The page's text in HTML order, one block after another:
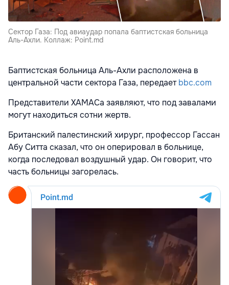
Сектор Газа: Под авиаудар попала баптистская больница
Аль-Ахли. Коллаж: Point.md
Баптистская больница Аль-Ахли расположена в
центральной части сектора Газа, передаетbbc.com
Представители ХАМАСа заявляют, что под завалами
могут находиться сотни жертв.
Британский палестинский хирург, профессор Гассан
Абу Ситта сказал, что он оперировал в больнице,
когда последовал воздушный удар. Он говорит, что
часть больницы загорелась.